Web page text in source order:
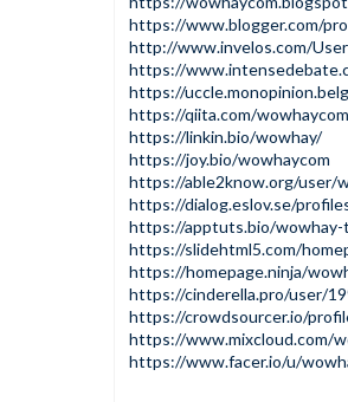
https://www.blogger.com/
http://www.invelos.com/
https://
https://
https://qiita.com/wowhaycom
https://linkin.bio/wowhay/
https://joy.bio/wowhaycom
https://able2know.org/user/
https://dialog.eslov.se/
https://apptuts.bio/
https://slidehtml5.com/
https://homepage.ninja/
https://cinderella.pro/user/
https://crowdsourcer.io/
https://www.mixcloud.com/
https://www.facer.io/u/